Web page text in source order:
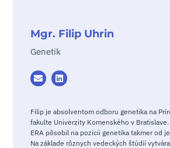
Mgr. Filip Uhrin
Genetik
Filip je absolventom odboru genetika na
fakulte Univerzity Komenského v
ERA pôsobil na pozícii genetika takmer od
Na základe rôznych vedeckých štúdií